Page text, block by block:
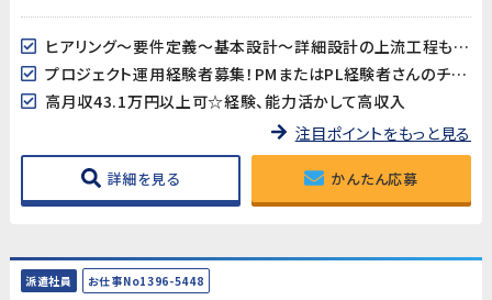
ヒアリング～要件定義～基本設計～詳細設計の上流工程も担当出来ます
プロジェクト運用経験者募集！PMまたはPL経験者さんのチカラを必要としています
高月収43.1万円以上可☆経験、能力活かして高収入
注目ポイントをもっと見る
詳細を見る かんたん応募
派遣社員 お仕事No1396-5448